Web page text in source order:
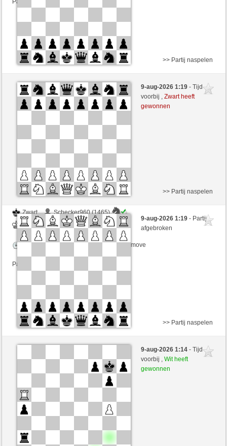
Partij telt mee voor de ranglijst
Wit
Lavalangaperfetta (1585)
Zwart
immerwinner (1647)
>> Partij naspelen
9-aug-2026 1:19- Tijd
voorbij ,Zwart heeft
gewonnen
Zwart
Schecker960 (1465)
Wit
immerwinner (1647)
Speelduur: 2 minutes/side + 0 seconds/move
Partij telt mee voor de ranglijst
>> Partij naspelen
9-aug-2026 1:19- Partij
afgebroken
Wit
Lavalangaperfetta (1585)
Speelduur: 5 minutes/side + 0 seconds/move
Partij telt mee voor de ranglijst
>> Partij naspelen
9-aug-2026 1:14- Tijd
voorbij ,Wit heeft
gewonnen